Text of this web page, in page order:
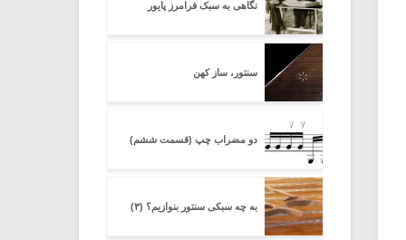
نگاهی به سبک فرامرز پایور
سنتور، ساز کهن
دو مضراب چپ (قسمت ششم)
به چه سبکی سنتور بنوازیم؟ (۳)